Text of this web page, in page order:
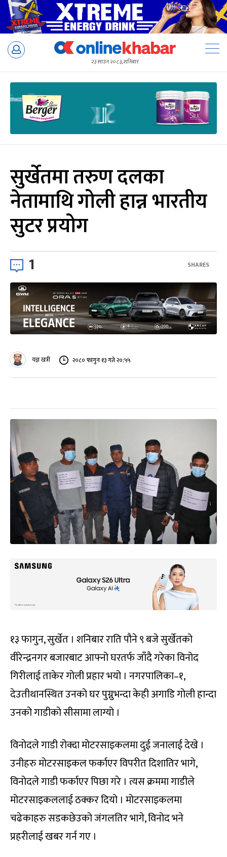
Skip
२३ साउन २०८३, शनिबार
सुर्खेतमा तरुण दलका
नेतामाथि गोली हान्न भारतीय
सुटर प्रयोग
1 SHARES
यज्ञ खत्री २०८० फागुन १३ गते २०:५५
१३ फागुन, सुर्खेत । शनिबार राति पौने ९ बजे सुर्खेतको
वीरेन्द्रनगर बजारबाट आफ्नो घरतर्फ जाँदै गरेका विनोद
गिरीलाई ताकेर गोली प्रहार भयो । नगरपालिका–१,
देउतीथानस्थित उनको घर पुग्नुभन्दा केही अगाडि गोली हान्दा
उनको गाडीको सीसामा लाग्यो ।
विनोदले गाडी रोक्दा मोटरसाइकलमा दुई जनालाई देखे ।
उनीहरु मोटरसाइकल फर्काएर विपरीत दिशातिर भागे,
विनोदले गाडी फर्काएर पिछा गरे । त्यस क्रममा गाडीले
मोटरसाइकललाई ठक्कर दियो । मोटरसाइकलमा
चढेकाहरु सडकछेउको जंगलतिर भागे, विनोद भने
प्रहरीलाई खबर गर्न गए ।